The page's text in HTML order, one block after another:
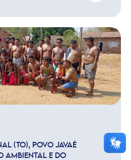
(TO), POVO JAVAÉ
AMBIENTAL E DO